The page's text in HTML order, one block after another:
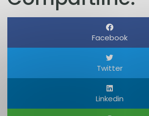
Facebook
Twitter
Linkedin